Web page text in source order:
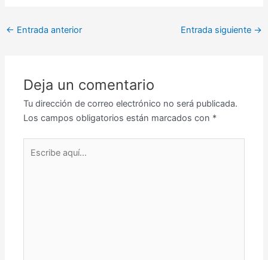
← Entrada anterior Entrada siguiente →
Deja un comentario
Tu dirección de correo electrónico no será publicada.
Los campos obligatorios están marcados con *
aquí...